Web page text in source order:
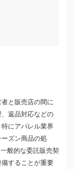
と販売店の間に
返品対応などの
にアパレル業界
ズン商品の処
般的な委託販売契
することが重要